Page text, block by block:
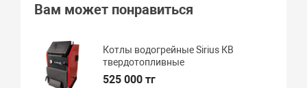
Вам может понравиться
Котлы водогрейные Sirius КВ
твердотопливные
525 000 тг